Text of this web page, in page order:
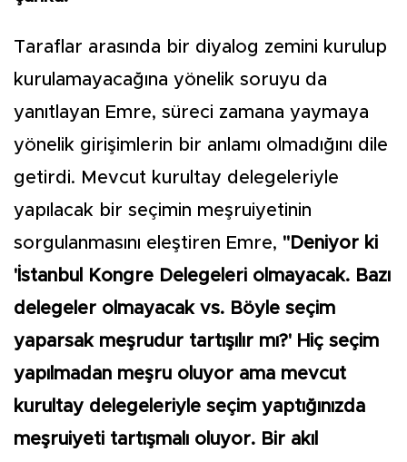
Taraflar arasında bir diyalog zemini kurulup
kurulamayacağına yönelik soruyu da
yanıtlayan Emre, süreci zamana yaymaya
yönelik girişimlerin bir anlamı olmadığını dile
getirdi. Mevcut kurultay delegeleriyle
yapılacak bir seçimin meşruiyetinin
sorgulanmasını eleştiren Emre, "Deniyor ki
'İstanbul Kongre Delegeleri olmayacak. Bazı
delegeler olmayacak vs. Böyle seçim
yaparsak meşrudur tartışılır mı?' Hiç seçim
yapılmadan meşru oluyor ama mevcut
kurultay delegeleriyle seçim yaptığınızda
meşruiyeti tartışmalı oluyor. Bir akıl